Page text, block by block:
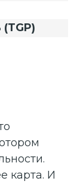
карта. И